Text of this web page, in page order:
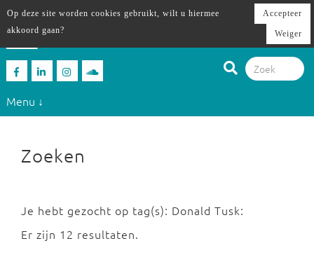
Menu ↓
Zoeken
Je hebt gezocht op tag(s): Donald Tusk:
Er zijn 12 resultaten.
Op deze site worden cookies gebruikt, wilt u hiermee
akkoord gaan?
Accepteer
Weiger